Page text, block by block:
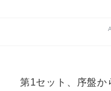
第1セット、序盤か